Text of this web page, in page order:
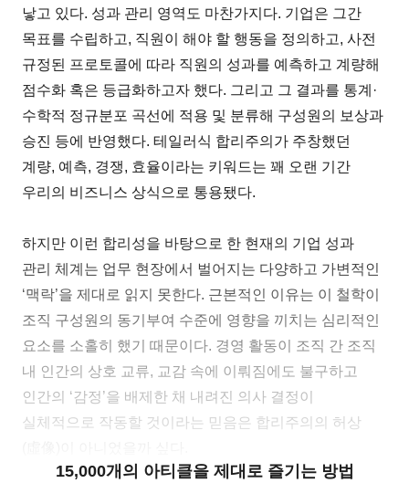
낳고 있다. 성과 관리 영역도 마찬가지다. 기업은 그간
목표를 수립하고, 직원이 해야 할 행동을 정의하고, 사전
규정된 프로토콜에 따라 직원의 성과를 예측하고 계량해
점수화 혹은 등급화하고자 했다. 그리고 그 결과를 통계·
수학적 정규분포 곡선에 적용 및 분류해 구성원의 보상과
승진 등에 반영했다. 테일러식 합리주의가 주창했던
계량, 예측, 경쟁, 효율이라는 키워드는 꽤 오랜 기간
우리의 비즈니스 상식으로 통용됐다.
하지만 이런 합리성을 바탕으로 한 현재의 기업 성과
관리 체계는 업무 현장에서 벌어지는 다양하고 가변적인
‘맥락’을 제대로 읽지 못한다. 근본적인 이유는 이 철학이
조직 구성원의 동기부여 수준에 영향을 끼치는 심리적인
요소를 소홀히 했기 때문이다. 경영 활동이 조직 간 조직
내 인간의 상호 교류, 교감 속에 이뤄짐에도 불구하고
인간의 ‘감정’을 배제한 채 내려진 의사 결정이
실체적으로 작동할 것이라는 믿음은 합리주의의 허상
15,000개의 아티클을 제대로 즐기는 방법